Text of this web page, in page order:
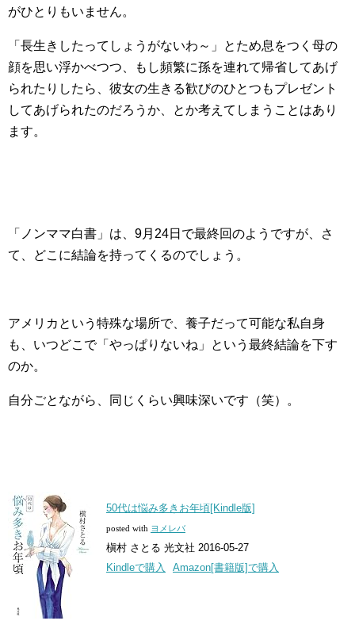
がひとりもいません。
「長生きしたってしょうがないわ～」とため息をつく母の
顔を思い浮かべつつ、もし頻繁に孫を連れて帰省してあげ
られたりしたら、彼女の生きる歓びのひとつもプレゼント
してあげられたのだろうか、とか考えてしまうことはあり
ます。
「ノンママ白書」は、9月24日で最終回のようですが、さ
て、どこに結論を持ってくるのでしょう。
アメリカという特殊な場所で、養子だって可能な私自身
も、いつどこで「やっぱりないね」という最終結論を下す
のか。
自分ごとながら、同じくらい興味深いです（笑）。
50代は悩み多きお年頃[Kindle版]
posted with ヨメレバ
槇村 さとる 光文社 2016-05-27
Kindleで購入
Amazon[書籍版]で購入